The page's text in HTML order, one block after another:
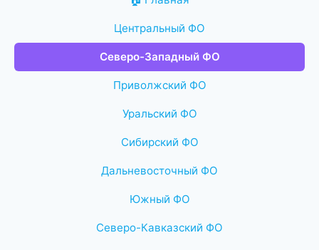
Центральный ФО
Северо-Западный ФО
Приволжский ФО
Уральский ФО
Сибирский ФО
Дальневосточный ФО
Южный ФО
Северо-Кавказский ФО